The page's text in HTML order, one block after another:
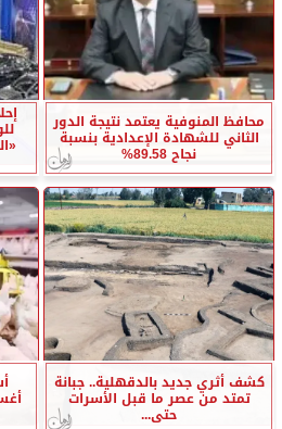
محافظ المنوفية يعتمد نتيجة الدور
الثاني للشهادة الإعدادية بنسبة
نجاح 89.58%
كشف أثري جديد بالدقهلية.. جبانة
تمتد من عصر ما قبل الأسرات
حتى...